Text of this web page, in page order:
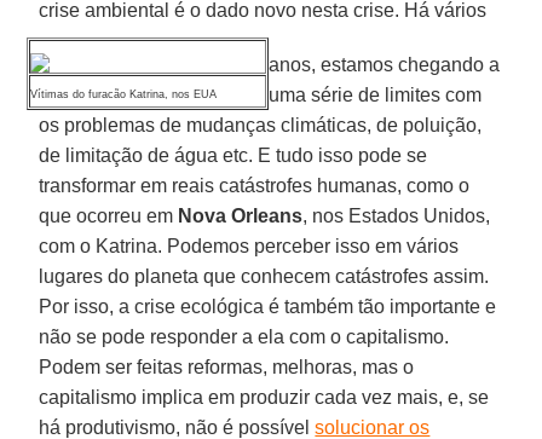
crise ambiental é o dado novo nesta crise. Há vários
Vítimas do furacão Katrina, nos EUA
anos, estamos chegando a
uma série de limites com
os problemas de mudanças climáticas, de poluição,
de limitação de água etc. E tudo isso pode se
transformar em reais catástrofes humanas, como o
que ocorreu em Nova Orleans, nos Estados Unidos,
com o Katrina. Podemos perceber isso em vários
lugares do planeta que conhecem catástrofes assim.
Por isso, a crise ecológica é também tão importante e
não se pode responder a ela com o capitalismo.
Podem ser feitas reformas, melhoras, mas o
capitalismo implica em produzir cada vez mais, e, se
há produtivismo, não é possívelsolucionar os